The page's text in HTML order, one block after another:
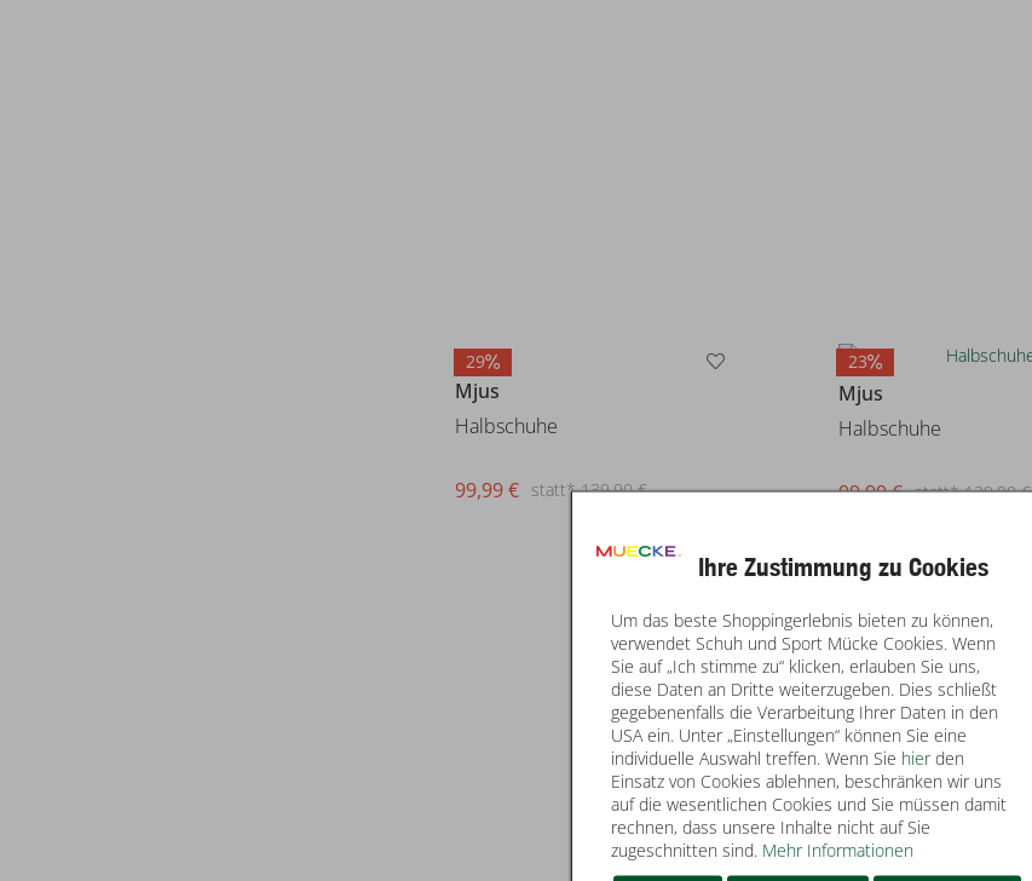
29
Mjus
Halbschuhe
statt* 139,90 €
99,99 €
23
Mjus
Halbschuhe
statt* 129,90 €
99,99 €
Ihre Zustimmung zu Cookies
Um das beste Shoppingerlebnis bieten zu können,
verwendet Schuh und Sport Mücke Cookies. Wenn
Sie auf „Ich stimme zu“ klicken, erlauben Sie uns,
diese Daten an Dritte weiterzugeben. Dies schließt
gegebenenfalls die Verarbeitung Ihrer Daten in den
USA ein. Unter „Einstellungen“ können Sie eine
individuelle Auswahl treffen. Wenn Sie hierden
Einsatz von Cookies ablehnen, beschränken wir uns
auf die wesentlichen Cookies und Sie müssen damit
rechnen, dass unsere Inhalte nicht auf Sie
zugeschnitten sind. Mehr Informationen